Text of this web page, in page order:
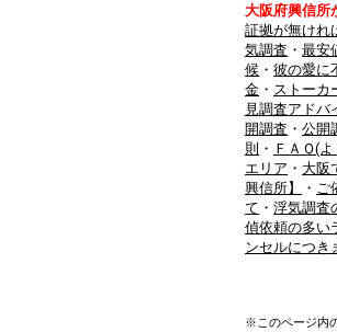
大阪府興信所
証拠が無けれ
気調査 ・最安
候 ・彼の愛に
金 ・ ストーカ
見調査アドバ
開調査 ・公開
則 ・ ＦＡＱ(
エリア ・ 大阪
興信所】
・ ご
て ・浮気調査
偵依頼の多い
ンセルにつき
※このページ内